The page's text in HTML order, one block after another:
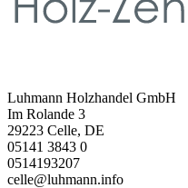
Luhmann Holzhandel GmbH
Im Rolande 3
29223 Celle, DE
05141 3843 0
0514193207
celle@luhmann.info